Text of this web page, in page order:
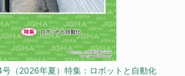
（2026年夏）特集：ロボットと自動化